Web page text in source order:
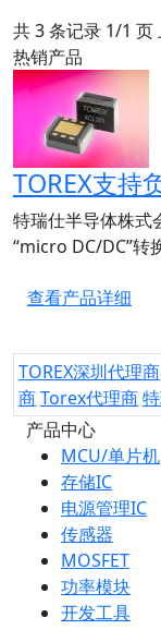
共 3 条记录 1/1 页
热销产品
TOREX支持
特瑞仕半导体株式
“micro DC/DC”转
查看产品详细
TOREX深圳代理商
商Torex代理商
产品中心
MCU/单片机
存储IC
电源管理IC
传感器
MOSFET
功率模块
开发工具